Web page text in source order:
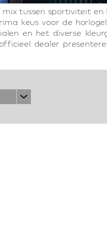
tussen sportiviteit
keus voor de
en het diverse
dealer